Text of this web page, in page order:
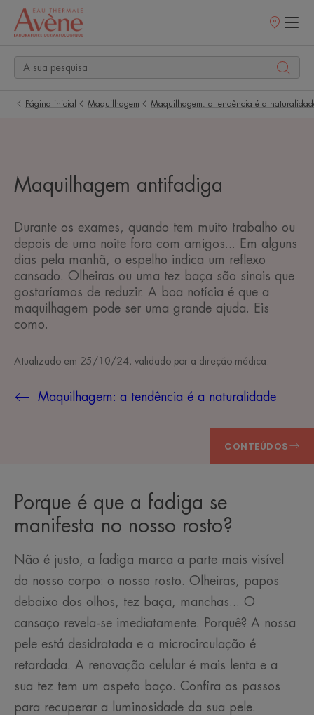
Pontos
Página inicial Maquilhagem Maquilhagem: a tendência é a
Maquilhagem antifadiga
Durante os exames, quando tem muito trabalho ou
depois de uma noite fora com amigos... Em alguns
dias pela manhã, o espelho indica um reflexo
cansado. Olheiras ou uma tez baça são sinais que
gostaríamos de reduzir. A boa notícia é que a
maquilhagem pode ser uma grande ajuda. Eis
como.
Atualizado em 25/10/24, validado por a direção médica
Maquilhagem: a tendência é a naturalidade
CONTEÚDOS
Porque é que a fadiga se
manifesta no nosso rosto?
Não é justo, a fadiga marca a parte mais visível
do nosso corpo: o nosso rosto. Olheiras, papos
debaixo dos olhos, tez baça, manchas... O
cansaço revela-se imediatamente. Porquê? A nossa
pele está desidratada e a microcirculação é
retardada. A renovação celular é mais lenta e a
sua tez tem um aspeto baço. Confira os passos
para recuperar a luminosidade da sua pele.